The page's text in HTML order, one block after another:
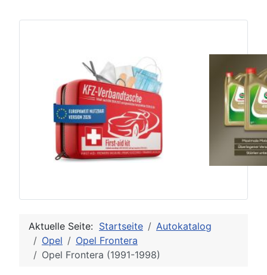
Aktuelle Seite: Startseite
Autokatalog
Opel
Opel Frontera
Opel Frontera (1991-1998)